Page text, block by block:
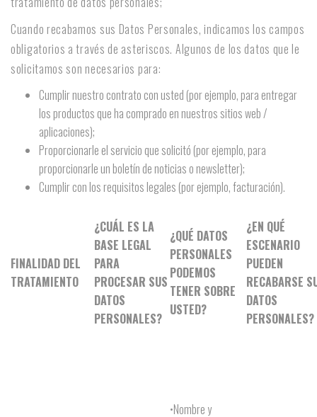
Cuando recabamos sus Datos Personales, indicamos los campos
obligatorios a través de asteriscos. Algunos de los datos que le
solicitamos son necesarios para:
Cumplir nuestro contrato con usted (por ejemplo, para entregar
los productos que ha comprado en nuestros sitios web /
aplicaciones);
Proporcionarle el servicio que solicitó (por ejemplo, para
proporcionarle un boletín de noticias o newsletter);
Cumplir con los requisitos legales (por ejemplo, facturación).
FINALIDAD DEL
TRATAMIENTO
¿CUÁL ES LA
BASE LEGAL
PARA
PROCESAR SUS
DATOS
PERSONALES?
¿QUÉ DATOS
PERSONALES
PODEMOS
TENER SOBRE
USTED?
¿EN QUÉ
ESCENARIO
PUEDEN
RECABARSE
DATOS
PERSONALES?
•Nombre y